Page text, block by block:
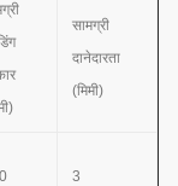
सामग्री
दानेदारता
(मिमी)
3